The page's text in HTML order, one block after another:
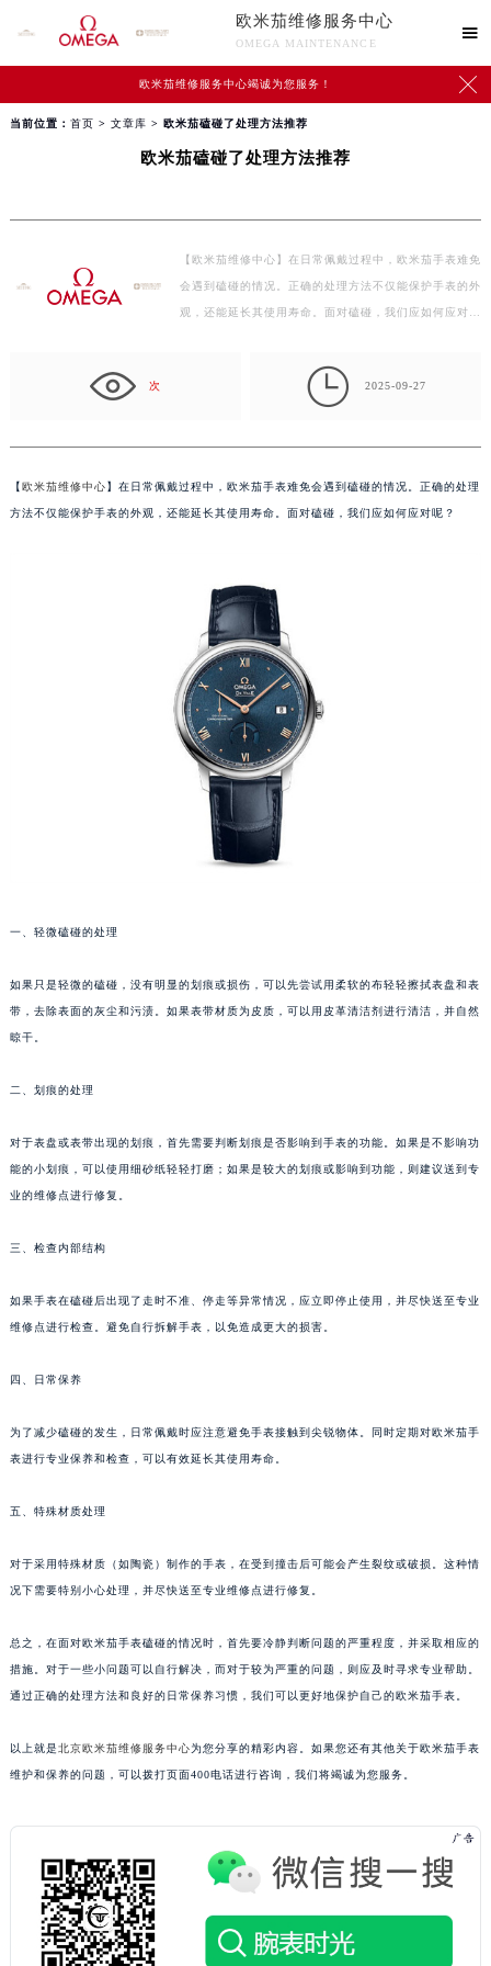
欧米茄维修服务中心
OMEGA MAINTENANCE

欧米茄维修服务中心竭诚为您服务！ 
当前位置： 首页 > 文章库 > 欧米茄磕碰了处理方法推荐
欧米茄磕碰了处理方法推荐
【欧米茄维修中心】在日常佩戴过程中，欧米茄手表难免
会遇到磕碰的情况。正确的处理方法不仅能保护手表的外
观，还能延长其使用寿命。面对磕碰，我们应如何应对…
次  2025-09-27
【欧米茄维修中心】在日常佩戴过程中，欧米茄手表难免会遇到磕碰的情况。正确的处理
方法不仅能保护手表的外观，还能延长其使用寿命。面对磕碰，我们应如何应对呢？
一、轻微磕碰的处理
如果只是轻微的磕碰，没有明显的划痕或损伤，可以先尝试用柔软的布轻轻擦拭表盘和表
带，去除表面的灰尘和污渍。如果表带材质为皮质，可以用皮革清洁剂进行清洁，并自然
晾干。
二、划痕的处理
对于表盘或表带出现的划痕，首先需要判断划痕是否影响到手表的功能。如果是不影响功
能的小划痕，可以使用细砂纸轻轻打磨；如果是较大的划痕或影响到功能，则建议送到专
业的维修点进行修复。
三、检查内部结构
如果手表在磕碰后出现了走时不准、停走等异常情况，应立即停止使用，并尽快送至专业
维修点进行检查。避免自行拆解手表，以免造成更大的损害。
四、日常保养
为了减少磕碰的发生，日常佩戴时应注意避免手表接触到尖锐物体。同时定期对欧米茄手
表进行专业保养和检查，可以有效延长其使用寿命。
五、特殊材质处理
对于采用特殊材质（如陶瓷）制作的手表，在受到撞击后可能会产生裂纹或破损。这种情
况下需要特别小心处理，并尽快送至专业维修点进行修复。
总之，在面对欧米茄手表磕碰的情况时，首先要冷静判断问题的严重程度，并采取相应的
措施。对于一些小问题可以自行解决，而对于较为严重的问题，则应及时寻求专业帮助。
通过正确的处理方法和良好的日常保养习惯，我们可以更好地保护自己的欧米茄手表。
以上就是北京欧米茄维修服务中心为您分享的精彩内容。如果您还有其他关于欧米茄手表
维护和保养的问题，可以拨打页面400电话进行咨询，我们将竭诚为您服务。